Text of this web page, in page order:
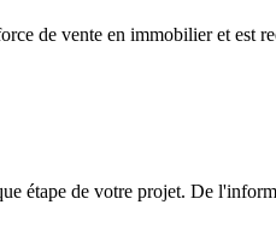
de vente en immobilier et est
étape de votre projet. De